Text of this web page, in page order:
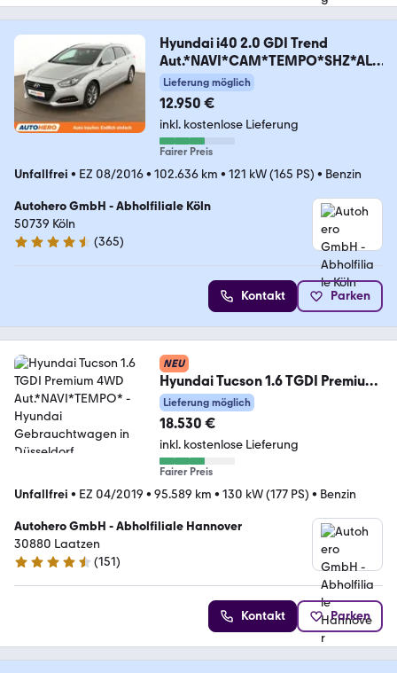
Hyundai i40 2.0 GDI Trend
Aut.*NAVI*CAM*TEMPO*SHZ*ALU
*Lieferung möglich
12.950 €
inkl. kostenlose Lieferung
Fairer Preis
Unfallfrei • EZ 08/2016• 102.636 km • 121 kW (165 PS) • Benzin
Autohero GmbH - Abholfiliale Köln
50739 Köln
4.6 Sterne
(365)
Kontakt Parken
NEU
Hyundai Tucson 1.6 TGDI Premium
4WD Aut.*NAVI*TEMPO*
Lieferung möglich
18.530 €
inkl. kostenlose Lieferung
Fairer Preis
Unfallfrei • EZ 04/2019 • 95.589 km • 130 kW (177 PS) • Benzin
Autohero GmbH - Abholfiliale Hannover
30880 Laatzen
4.7 Sterne
(151)
Kontakt Parken